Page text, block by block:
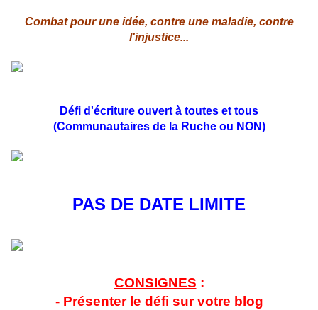
Combat pour une idée, contre une maladie, contre
l'injustice...
Défi d'écriture ouvert à toutes et tous
(Communautaires de la Ruche ou NON)
PAS DE DATE LIMITE
CONSIGNES :
- Présenter le défi sur votre blog